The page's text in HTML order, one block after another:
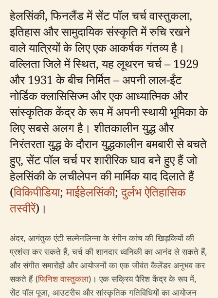
हेलसिंकी, फिनलैंड में सेंट पॉल चर्च वास्तुकला,
इतिहास और सामुदायिक संस्कृति में रुचि रखने
वाले यात्रियों के लिए एक आकर्षक गंतव्य है।
वल्लिता जिले में स्थित, यह लूथरन चर्च – 1929
और 1931 के बीच निर्मित – अपनी लाल-ईंट
नोर्डिक क्लासिसिज्म और एक आध्यात्मिक और
सांस्कृतिक केंद्र के रूप में अपनी स्थायी भूमिका के
लिए सबसे अलग है। शीतकालीन युद्ध और
निरंतरता युद्ध के दौरान युद्धकालीन बमबारी से बचते
हुए, सेंट पॉल चर्च पर शारीरिक घाव बने हुए हैं जो
हेलसिंकी के लचीलेपन की मार्मिक याद दिलाते हैं
(विकिपीडिया;माईहेलसिंकी;दुर्लभ ऐतिहासिक
तस्वीरें)।
अंदर, आगंतुक एंटी सल्मेनलिन्ना के रंगीन कांच की खिड़कियों की
प्रशंसा कर सकते हैं, चर्च की शानदार ध्वनिकी का आनंद ले सकते हैं,
और संगीत समारोहों और आयोजनों का एक जीवंत कैलेंडर अनुभव कर
सकते हैं (फिनिश वास्तुकला)। एक सक्रिय पैरिश केंद्र के रूप में,
सेंट पॉल पूजा, आउटरीच और सांस्कृतिक गतिविधियों का आयोजन